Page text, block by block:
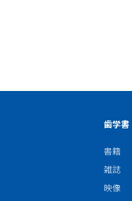
歯学書
書籍
雑誌
映像